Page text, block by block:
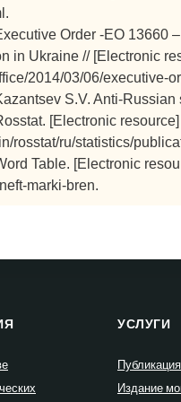
Order -EO 13660
in Ukraine // [Electronic
2014/03/06/executive-
S.V. Anti-Russian
[Electronic
rosstat/ru/statistics/
Table. [Electronic
marki-bren.
УСЛУГИ
Издание